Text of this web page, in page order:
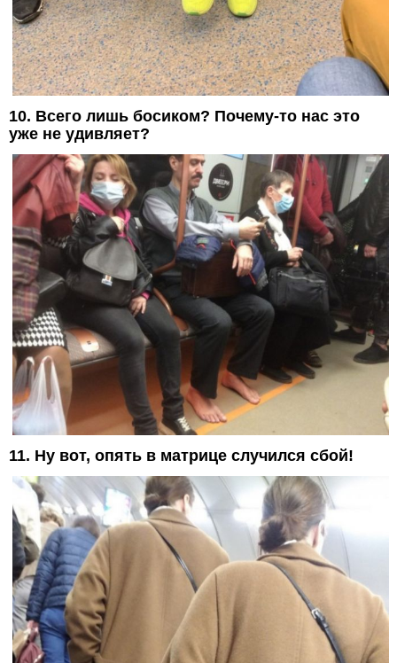
10. Всего лишь босиком? Почему-то нас это
уже не удивляет?
11. Ну вот, опять в матрице случился сбой!